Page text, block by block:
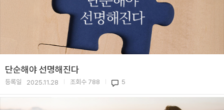
단순해야 선명해진다
등록일 2025.11.28 조회수 788 5